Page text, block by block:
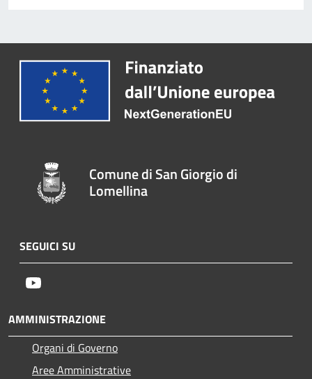
Comune di San Giorgio di
Lomellina
SEGUICI SU
AMMINISTRAZIONE
Organi di Governo
Aree Amministrative